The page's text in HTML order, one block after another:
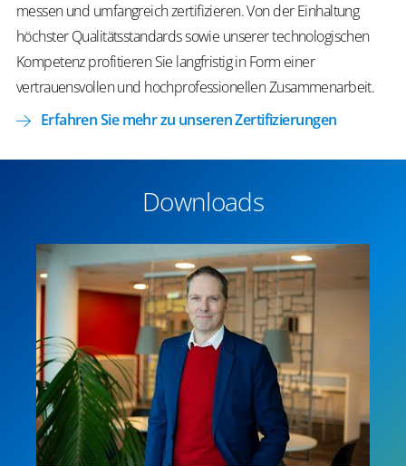
messen und umfangreich zertifizieren. Von der Einhaltung
höchster Qualitätsstandards sowie unserer technologischen
Kompetenz profitieren Sie langfristig in Form einer
vertrauensvollen und hochprofessionellen Zusammenarbeit.
Erfahren Sie mehr zu unseren Zertifizierungen
Downloads